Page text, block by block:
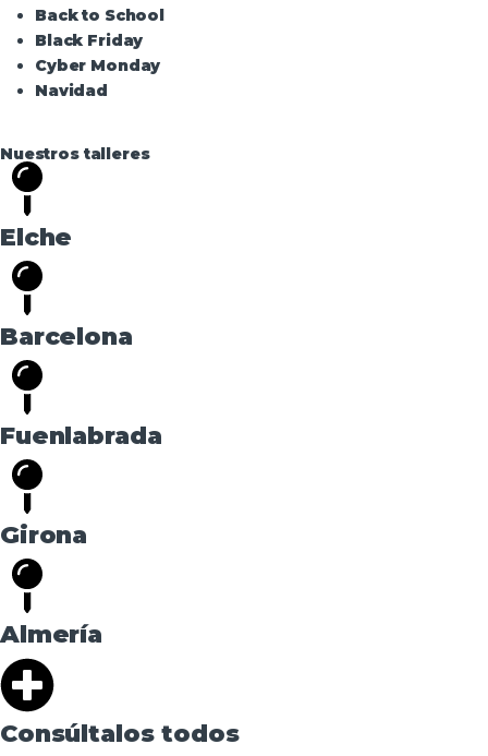
Back to School
Black Friday
Cyber Monday
Navidad
Nuestros talleres
Elche
Barcelona
Fuenlabrada
Girona
Almería
Consúltalos todos